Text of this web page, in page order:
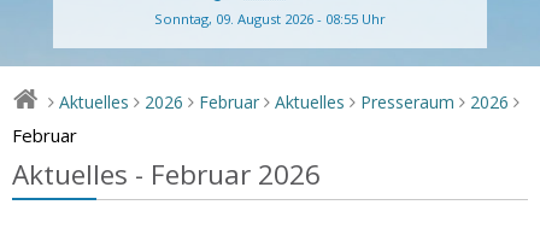
Sonntag, 09. August 2026 - 08:55 Uhr
> Aktuelles > 2026 > Februar > Aktuelles > Presseraum > 2026 >
Februar
Aktuelles - Februar 2026